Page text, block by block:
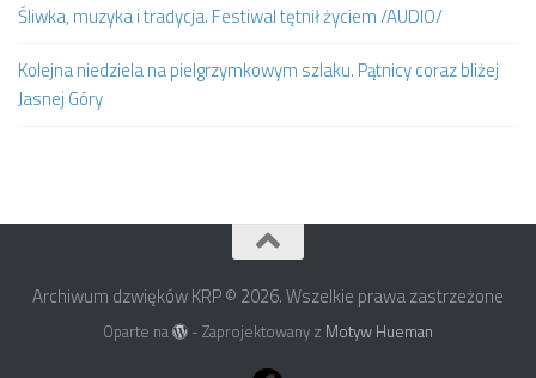
Śliwka, muzyka i tradycja. Festiwal tętnił życiem /AUDIO/
Kolejna niedziela na pielgrzymkowym szlaku. Pątnicy coraz bliżej
Jasnej Góry
Archiwum dzwięków KRP © 2026. Wszelkie prawa zastrzeżone
Oparte na - Zaprojektowany z Motyw Hueman